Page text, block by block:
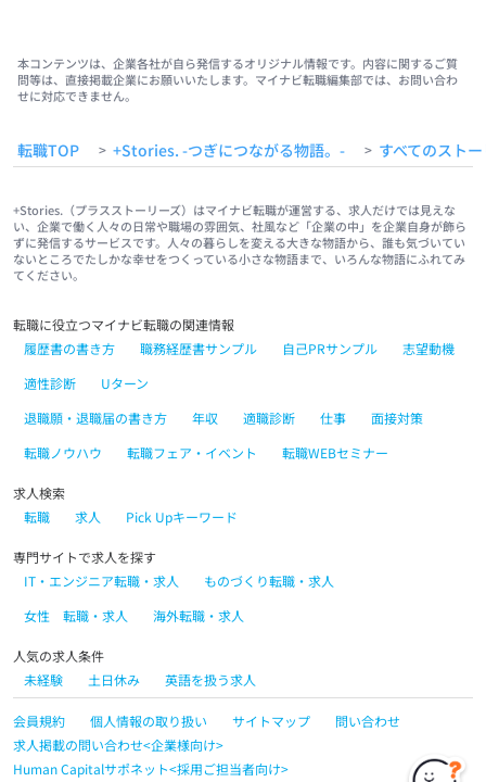
本コンテンツは、企業各社が自ら発信するオリジナル情報です。内容に関するご質
問等は、直接掲載企業にお願いいたします。マイナビ転職編集部では、お問い合わ
せに対応できません。
転職TOP > +Stories. -つぎにつながる物語。- > すべてのスト
+Stories.（プラスストーリーズ）はマイナビ転職が運営する、求人だけでは見えな
い、企業で働く人々の日常や職場の雰囲気、社風など「企業の中」を企業自身が飾ら
ずに発信するサービスです。人々の暮らしを変える大きな物語から、誰も気づいてい
ないところでたしかな幸せをつくっている小さな物語まで、いろんな物語にふれてみ
てください。
転職に役立つマイナビ転職の関連情報
履歴書の書き方
職務経歴書サンプル 自己PRサンプル
志望動機
適性診断
Uターン
退職願・退職届の書き方
年収 適職診断 仕事
面接対策
転職ノウハウ
転職フェア・イベント 転職WEBセミナー
求人検索
転職
求人 Pick Upキーワード
専門サイトで求人を探す
IT・エンジニア転職・求人
ものづくり転職・求人
女性 転職・求人
海外転職・求人
人気の求人条件
未経験
土日休み 英語を扱う求人
会員規約 個人情報の取り扱い サイトマップ
問い合わせ
求人掲載の問い合わせ<企業様向け>
Human Capitalサポネット<採用ご担当者向け>